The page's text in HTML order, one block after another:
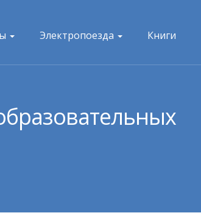
Электропоезда Книги